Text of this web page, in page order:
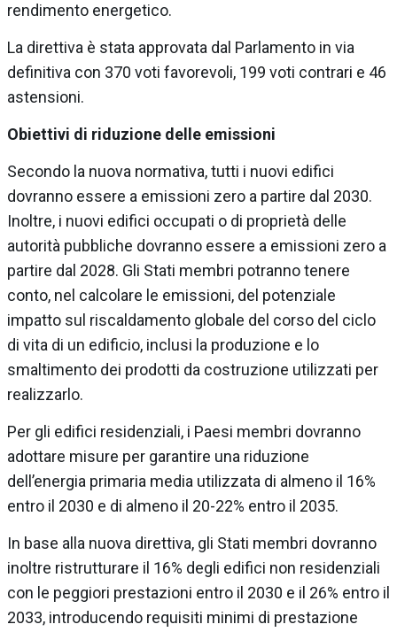
rendimento energetico.
La direttiva è stata approvata dal Parlamento in via
definitiva con 370 voti favorevoli, 199 voti contrari e 46
astensioni.
Obiettivi di riduzione delle emissioni
Secondo la nuova normativa, tutti i nuovi edifici
dovranno essere a emissioni zero a partire dal 2030.
Inoltre, i nuovi edifici occupati o di proprietà delle
autorità pubbliche dovranno essere a emissioni zero a
partire dal 2028. Gli Stati membri potranno tenere
conto, nel calcolare le emissioni, del potenziale
impatto sul riscaldamento globale del corso del ciclo
di vita di un edificio, inclusi la produzione e lo
smaltimento dei prodotti da costruzione utilizzati per
realizzarlo.
Per gli edifici residenziali, i Paesi membri dovranno
adottare misure per garantire una riduzione
dell’energia primaria media utilizzata di almeno il 16%
entro il 2030 e di almeno il 20-22% entro il 2035.
In base alla nuova direttiva, gli Stati membri dovranno
inoltre ristrutturare il 16% degli edifici non residenziali
con le peggiori prestazioni entro il 2030 e il 26% entro il
2033, introducendo requisiti minimi di prestazione